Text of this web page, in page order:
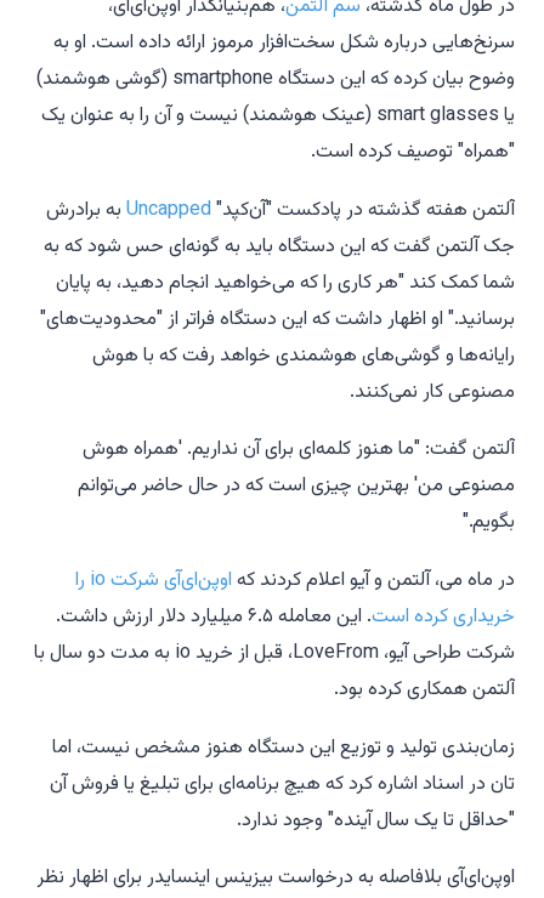
در طول ماه گذشته، سم آلتمن، هم‌بنیانگذار اوپن‌ای‌آی،
سرنخ‌هایی درباره شکل سخت‌افزار مرموز ارائه داده است. او به
وضوح بیان کرده که این دستگاهsmartphone (گوشی هوشمند)
یا smart glasses (عینک هوشمند) نیست و آن را به عنوان یک
"همراه" توصیف کرده است.
آلتمن هفته گذشته در پادکست "آن‌کپد"Uncapped به برادرش
جک آلتمن گفت که این دستگاه باید به گونه‌ای حس شود که به
شما کمک کند "هر کاری را که می‌خواهید انجام دهید، به پایان
برسانید." او اظهار داشت که این دستگاه فراتر از "محدودیت‌های"
رایانه‌ها و گوشی‌های هوشمندی خواهد رفت که با هوش
مصنوعی کار نمی‌کنند.
آلتمن گفت: "ما هنوز کلمه‌ای برای آن نداریم. 'همراه هوش
مصنوعی من' بهترین چیزی است که در حال حاضر می‌توانم
بگویم."
در ماه می، آلتمن و آیو اعلام کردند که
اوپن‌ای‌آی شرکت io را
خریداری کرده است
. این معامله ۶.۵ میلیارد دلار ارزش داشت.
شرکت طراحی آیو، LoveFrom، قبل از خرید io به مدت دو سال با
آلتمن همکاری کرده بود.
زمان‌بندی تولید و توزیع این دستگاه هنوز مشخص نیست، اما
تان در اسناد اشاره کرد که هیچ برنامه‌ای برای تبلیغ یا فروش آن
"حداقل تا یک سال آینده" وجود ندارد.
اوپن‌ای‌آی بلافاصله به درخواست بیزینس اینسایدر برای اظهار نظر